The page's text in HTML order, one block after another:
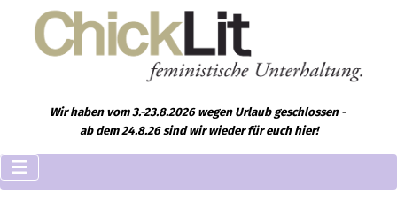
Wir haben vom 3.-23.8.2026 wegen Urlaub geschlossen -
ab dem 24.8.26 sind wir wieder für euch hier!